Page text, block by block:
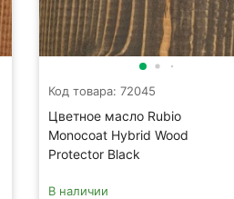
Код товара: 72045
Цветное масло Rubio
Monocoat Hybrid Wood
Protector Black
В наличии